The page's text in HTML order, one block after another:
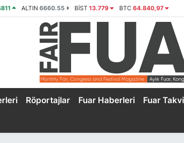
ALTIN 6660.55 BİST13.779 BTC 64.840,97
Röportajlar Fuar Haberleri Fuar